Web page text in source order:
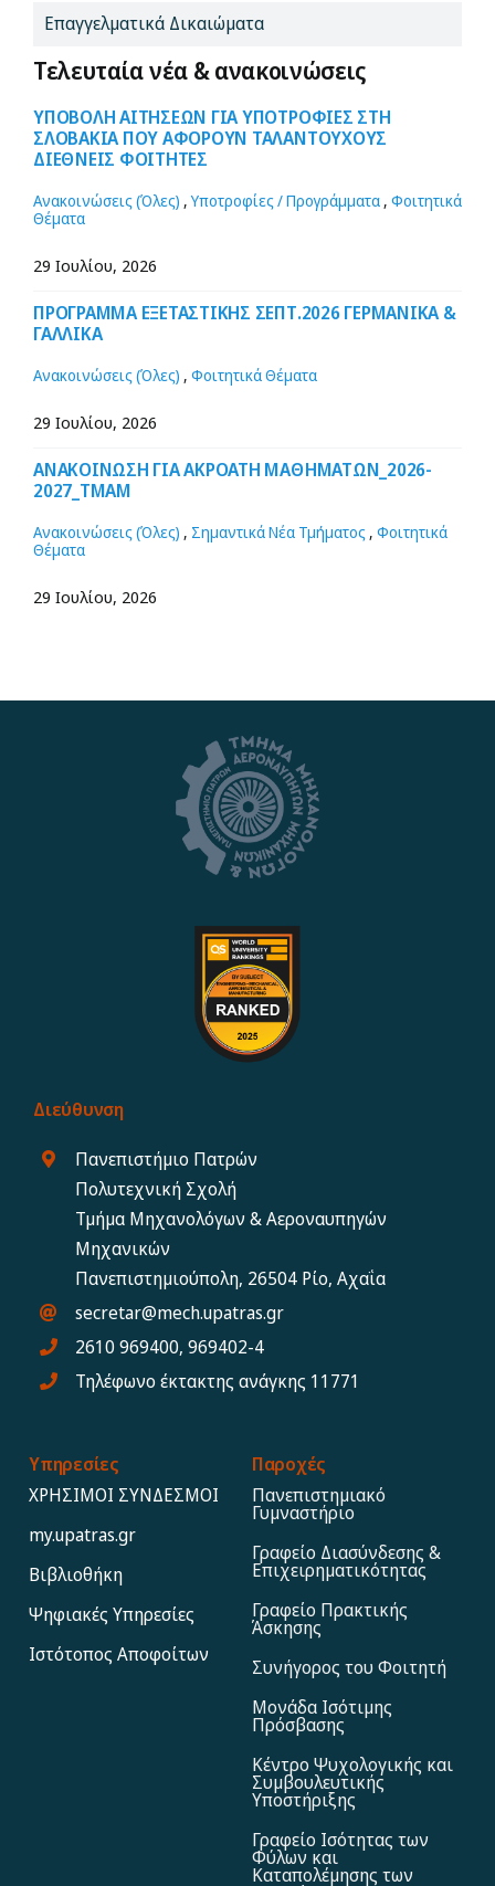
Επαγγελματικά Δικαιώματα
Τελευταία νέα & ανακοινώσεις
ΥΠΟΒΟΛΗ ΑΙΤΗΣΕΩΝ ΓΙΑ ΥΠΟΤΡΟΦΙΕΣ ΣΤΗ
ΣΛΟΒΑΚΙΑ ΠΟΥ ΑΦΟΡΟΥΝ ΤΑΛΑΝΤΟΥΧΟΥΣ
ΔΙΕΘΝΕΙΣ ΦΟΙΤΗΤΕΣ
Ανακοινώσεις (Όλες) ,Υποτροφίες / Προγράμματα, Φοιτητικά
Θέματα
29 Ιουλίου, 2026
ΠΡΟΓΡΑΜΜΑ ΕΞΕΤΑΣΤΙΚΗΣ ΣΕΠΤ.2026 ΓΕΡΜΑΝΙΚΑ &
ΓΑΛΛΙΚΑ
Ανακοινώσεις (Όλες) , Φοιτητικά Θέματα
29 Ιουλίου, 2026
ΑΝΑΚΟΙΝΩΣΗ ΓΙΑ ΑΚΡΟΑΤΗ ΜΑΘΗΜΑΤΩΝ_2026-
2027_ΤΜΑΜ
Ανακοινώσεις (Όλες) , Σημαντικά Νέα Τμήματος, Φοιτητικά
Θέματα
29 Ιουλίου, 2026
Διεύθυνση
Πανεπιστήμιο Πατρών
Πολυτεχνική Σχολή
Τμήμα Μηχανολόγων & Αεροναυπηγών
Μηχανικών
Πανεπιστημιούπολη, 26504 Ρίο, Αχαΐα
secretar@mech.upatras.gr
2610 969400, 969402-4
Τηλέφωνο έκτακτης ανάγκης 11771
Υπηρεσίες
ΧΡΗΣΙΜΟΙ ΣΥΝΔΕΣΜΟΙ
my.upatras.gr
Βιβλιοθήκη
Ψηφιακές Υπηρεσίες
Ιστότοπος Αποφoίτων
Παροχές
Πανεπιστημιακό
Γυμναστήριο
Γραφείο Διασύνδεσης &
Επιχειρηματικότητας
Γραφείο Πρακτικής
Άσκησης
Συνήγορος του Φοιτητή
Μονάδα Ισότιμης
Πρόσβασης
Κέντρο Ψυχολογικής και
Συμβουλευτικής
Υποστήριξης
Γραφείο Ισότητας των
Φύλων και
Καταπολέμησης των